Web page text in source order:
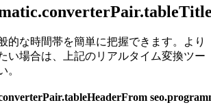
的な時間帯を簡単に把握できます。より
い場合は、上記のリアルタイム変換ツー
。